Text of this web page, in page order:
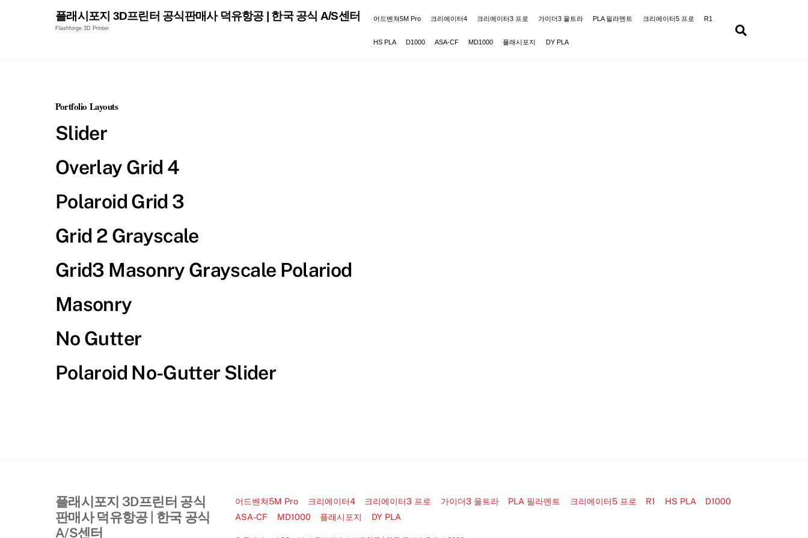
플래시포지 3D프린터 공식판매사 덕유항공 | 한국 공식 A/S센터
Flashforge 3D Printer
어드벤쳐5M Pro 크리에이터4 크리에이터3 프로 가이더3 울트라 PLA 필라멘트 크리에이터5 프로 R1
HS PLA D1000 ASA-CF MD1000 플래시포지 DY PLA
Portfolio Layouts
Slider
Overlay Grid 4
Polaroid Grid 3
Grid 2 Grayscale
Grid3 Masonry Grayscale Polariod
Masonry
No Gutter
Polaroid No-Gutter Slider
플래시포지 3D프린터 공식
판매사 덕유항공 | 한국 공식
A/S센터
어드벤쳐5M Pro 크리에이터4 크리에이터3 프로 가이더3 울트라 PLA 필라멘트 크리에이터5 프로 R1 HS PLA
D1000
ASA-CF
MD1000 플래시포지 DY PLA